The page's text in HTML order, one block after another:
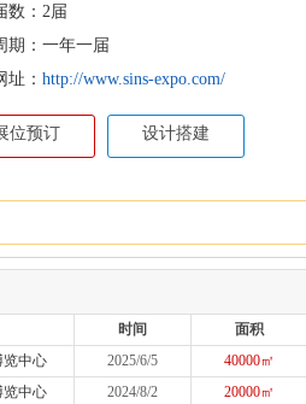
数：2届
期：一年一届
址： http://www.sins-expo.com/
位预订 设计搭建
时间 面积
中心 2025/6/5 40000㎡
中心 2024/8/2 20000㎡